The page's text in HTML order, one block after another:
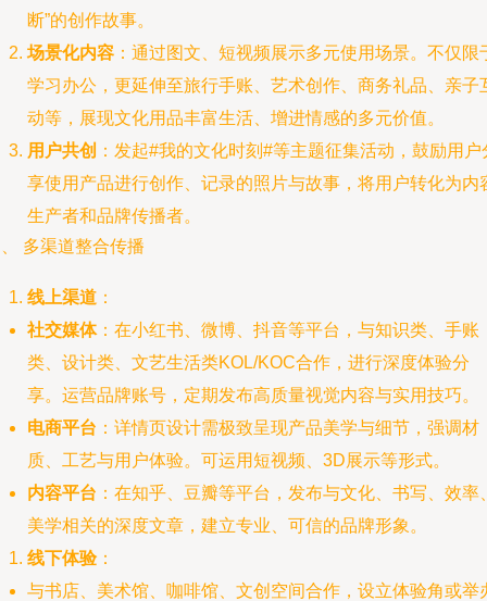
断”的创作故事。
场景化内容 ：通过图文、短视频展示多元使用场景。不仅限
学习办公，更延伸至旅行手账、艺术创作、商务礼品、亲子
动等，展现文化用品丰富生活、增进情感的多元价值。
用户共创 ：发起#我的文化时刻#等主题征集活动，鼓励用户
享使用产品进行创作、记录的照片与故事，将用户转化为内
生产者和品牌传播者。
多渠道整合传播
线上渠道 ：
社交媒体：在小红书、微博、抖音等平台，与知识类、手账
类、设计类、文艺生活类KOL/KOC合作，进行深度体验分
享。运营品牌账号，定期发布高质量视觉内容与实用技巧。
电商平台 ：详情页设计需极致呈现产品美学与细节，强调材
质、工艺与用户体验。可运用短视频、3D展示等形式。
内容平台 ：在知乎、豆瓣等平台，发布与文化、书写、效率
美学相关的深度文章，建立专业、可信的品牌形象。
线下体验：
与书店、美术馆、咖啡馆、文创空间合作，设立体验角或举